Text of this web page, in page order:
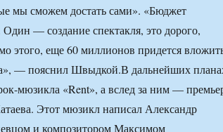
мы сможем достать сами». «Бюджет
— создание спектакля, это дорого,
этого, еще 60 миллионов придется
— пояснил Швыдкой.В дальнейших
мюзикла «Rent», а вслед за ним —
Этот мюзикл написал Александр
и композитором Максимом